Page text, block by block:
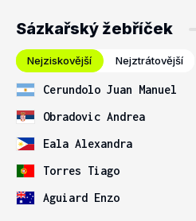
Sázkařský žebříček
Nejziskovější Nejztrátovější
Cerundolo Juan Manuel
Obradovic Andrea
Eala Alexandra
Torres Tiago
Aguiard Enzo